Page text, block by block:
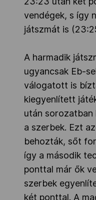
vendégek, s így
játszmát is
A harmadik
ugyancsak Eb-
válogatott is
kiegyenlített
után
a szerbek. Ezt
behozták, sőt
így a második
ponttal már ők
szerbek
két ponttal. A